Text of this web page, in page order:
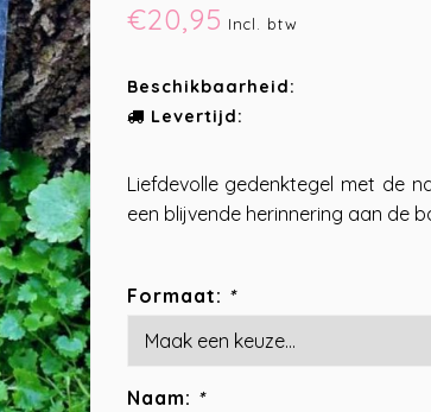
€20,95 Incl. btw
Beschikbaarheid:
Levertijd:
Liefdevolle gedenktegel met de
een blijvende herinnering aan de
Formaat: *
Naam: *